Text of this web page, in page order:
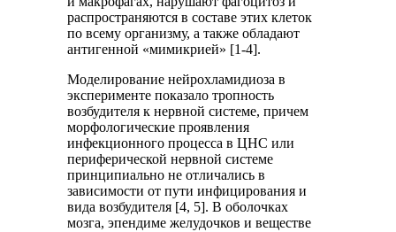
распространяются в составе этих клеток
по всему организму, а также обладают
антигенной «мимикрией» [1-4].
Моделирование нейрохламидиоза в
эксперименте показало тропность
возбудителя к нервной системе, причем
морфологические проявления
инфекционного процесса в ЦНС или
периферической нервной системе
принципиально не отличались в
зависимости от пути инфицирования и
вида возбудителя [4, 5]. В оболочках
мозга, эпендиме желудочков и веществе